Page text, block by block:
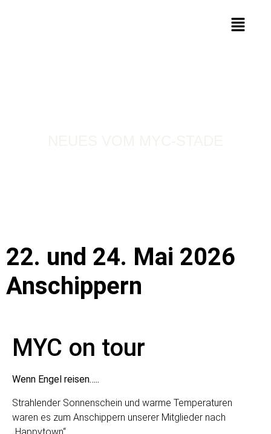
22. und 24. Mai 2026
Anschippern
MYC on tour
Wenn Engel reisen…..
Strahlender Sonnenschein und warme Temperaturen
waren es zum Anschippern unserer Mitglieder nach